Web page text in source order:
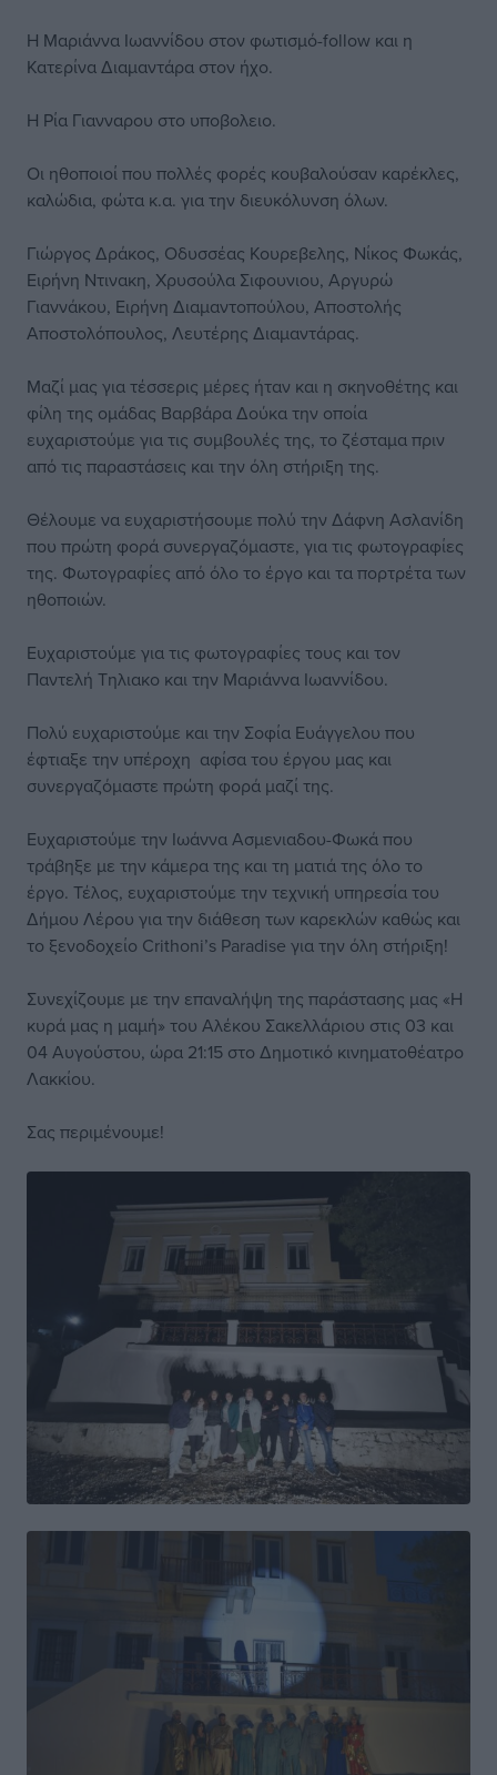
Η Μαριάννα Ιωαννίδου στον φωτισμό-follow και η
Κατερίνα Διαμαντάρα στον ήχο.
Η Ρία Γιανναρου στο υποβολειο.
Οι ηθοποιοί που πολλές φορές κουβαλούσαν καρέκλες,
καλώδια, φώτα κ.α. για την διευκόλυνση όλων.
Γιώργος Δράκος, Οδυσσέας Κουρεβελης, Νίκος Φωκάς,
Ειρήνη Ντινακη, Χρυσούλα Σιφουνιου, Αργυρώ
Γιαννάκου, Ειρήνη Διαμαντοπούλου, Αποστολής
Αποστολόπουλος, Λευτέρης Διαμαντάρας.
Μαζί μας για τέσσερις μέρες ήταν και η σκηνοθέτης και
φίλη της ομάδας Βαρβάρα Δούκα την οποία
ευχαριστούμε για τις συμβουλές της, το ζέσταμα πριν
από τις παραστάσεις και την όλη στήριξη της.
Θέλουμε να ευχαριστήσουμε πολύ την Δάφνη Ασλανίδη
που πρώτη φορά συνεργαζόμαστε, για τις φωτογραφίες
της. Φωτογραφίες από όλο το έργο και τα πορτρέτα των
ηθοποιών.
Ευχαριστούμε για τις φωτογραφίες τους και τον
Παντελή Τηλιακο και την Μαριάννα Ιωαννίδου.
Πολύ ευχαριστούμε και την Σοφία Ευάγγελου που
έφτιαξε την υπέροχη αφίσα του έργου μας και
συνεργαζόμαστε πρώτη φορά μαζί της.
Ευχαριστούμε την Ιωάννα Ασμενιαδου-Φωκά που
τράβηξε με την κάμερα της και τη ματιά της όλο το
έργο. Τέλος, ευχαριστούμε την τεχνική υπηρεσία του
Δήμου Λέρου για την διάθεση των καρεκλών καθώς και
το ξενοδοχείο Crithoni’s Paradise για την όλη στήριξη!
Συνεχίζουμε με την επαναλήψη της παράστασης μας «Η
κυρά μας η μαμή» του Αλέκου Σακελλάριου στις 03 και
04 Αυγούστου, ώρα 21:15 στο Δημοτικό κινηματοθέατρο
Λακκίου.
Σας περιμένουμε!